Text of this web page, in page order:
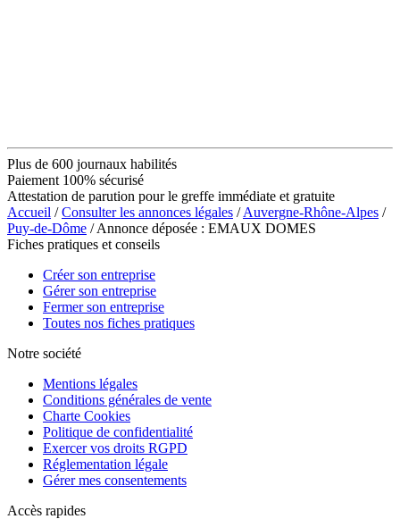
Plus de 600 journaux habilités
Paiement 100% sécurisé
Attestation de parution pour le greffe immédiate et gratuite
Accueil /Consulter les annonces légales /Auvergne-Rhône-Alpes /
Puy-de-Dôme / Annonce déposée : EMAUX DOMES
Fiches pratiques et conseils
Créer son entreprise
Gérer son entreprise
Fermer son entreprise
Toutes nos fiches pratiques
Notre société
Mentions légales
Conditions générales de vente
Charte Cookies
Politique de confidentialité
Exercer vos droits RGPD
Réglementation légale
Gérer mes consentements
Accès rapides